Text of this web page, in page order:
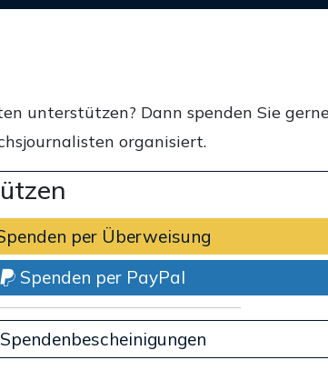
unterstützen? Dann spenden Sie
organisiert.
per Überweisung
Spenden per PayPal